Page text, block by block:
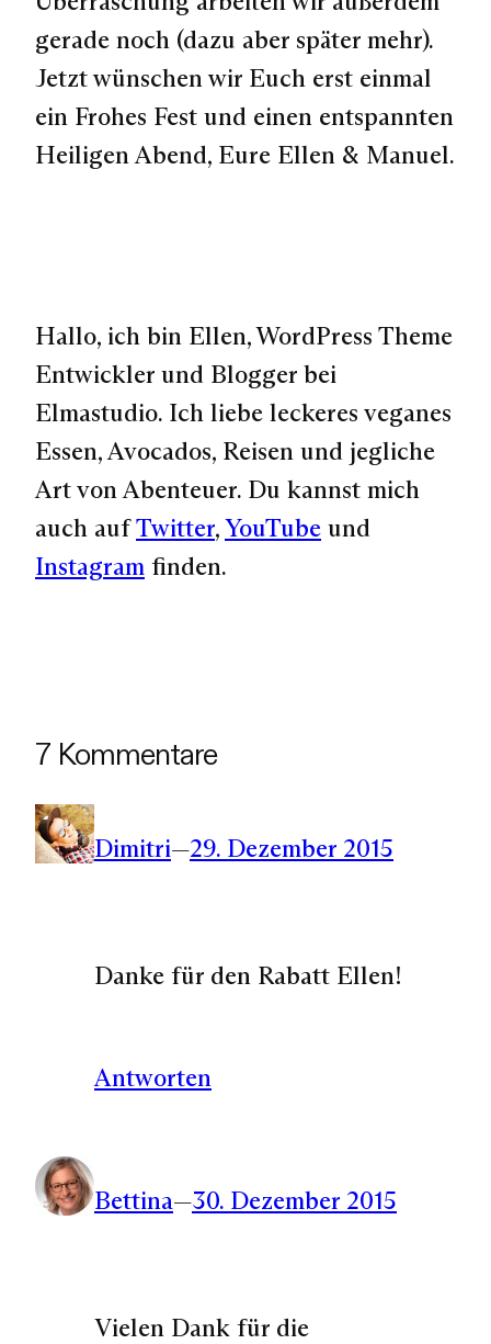
gerade noch (dazu aber später mehr).
Jetzt wünschen wir Euch erst einmal
ein Frohes Fest und einen entspannten
Heiligen Abend, Eure Ellen & Manuel.
Hallo, ich bin Ellen, WordPress Theme
Entwickler und Blogger bei
Elmastudio. Ich liebe leckeres veganes
Essen, Avocados, Reisen und jegliche
Art von Abenteuer. Du kannst mich
auch aufTwitter,YouTube und
Instagram finden.
7 Kommentare
Dimitri—29. Dezember 2015
Danke für den Rabatt Ellen!
Antworten
Bettina—30. Dezember 2015
Vielen Dank für die